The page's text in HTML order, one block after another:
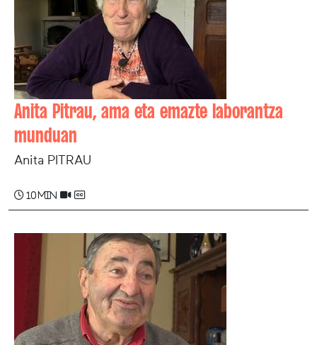
Anita Pitrau, ama eta emazte laborantza
munduan
Anita PITRAU
10 min